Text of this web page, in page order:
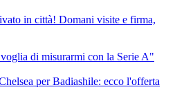
in città! Domani visite e firma,
di misurarmi con la Serie A"
per Badiashile: ecco l'offerta